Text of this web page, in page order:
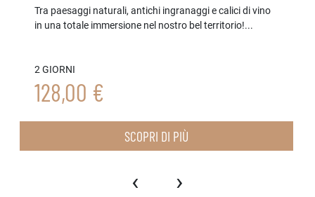
Tra paesaggi naturali, antichi ingranaggi e calici di vino
in una totale immersione nel nostro bel territorio!...
2 GIORNI
128,00 €
SCOPRI DI PIÙ
‹ ›